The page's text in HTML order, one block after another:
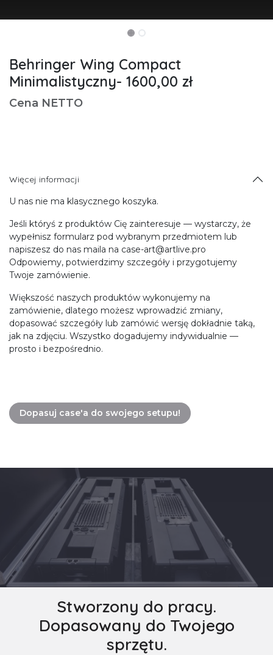
Behringer Wing Compact
Minimalistyczny- 1600,00 zł
Cena NETTO
Więcej informacji
U nas nie ma klasycznego koszyka.
Jeśli któryś z produktów Cię zainteresuje — wystarczy, że
wypełnisz formularz pod wybranym przedmiotem lub
napiszesz do nas maila na case-art@artlive.pro
Odpowiemy, potwierdzimy szczegóły i przygotujemy
Twoje zamówienie.
Większość naszych produktów wykonujemy na
zamówienie, dlatego możesz wprowadzić zmiany,
dopasować szczegóły lub zamówić wersję dokładnie taką,
jak na zdjęciu. Wszystko dogadujemy indywidualnie —
prosto i bezpośrednio.
Dopasuj case'a do swojego setupu!
Stworzony do pracy.
Dopasowany do Twojego
sprzętu.